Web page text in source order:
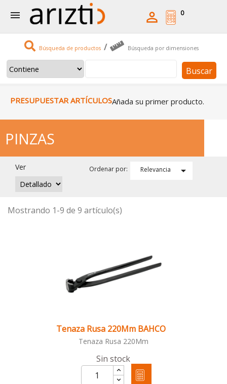
 
Búsqueda de productos / Búsqueda por dimensiones
Buscar
0
PRESUPUESTAR ARTÍCULOSAñada su primer producto.
PINZAS
Ver Ordenar por: Relevancia 
Mostrando 1-9 de 9 artículo(s)
Tenaza Rusa 220Mm BAHCO
Tenaza Rusa 220Mm
Sin stock